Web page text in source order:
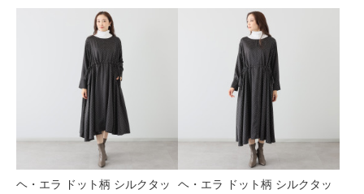
ヘ・エラ ドット柄 シルクタッ
ヘ・エラ ドット柄 シルクタッ